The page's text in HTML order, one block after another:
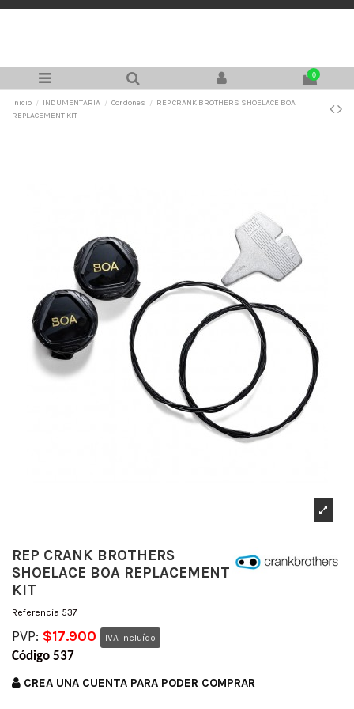
0
Inicio INDUMENTARIA Cordones
REP CRANK BROTHERS SHOELACE BOA
REPLACEMENT KIT
REP CRANK BROTHERS
SHOELACE BOA REPLACEMENT
KIT
Referencia 537
PVP: $17.900 IVA incluído
Código 537
CREA UNA CUENTA PARA PODER COMPRAR